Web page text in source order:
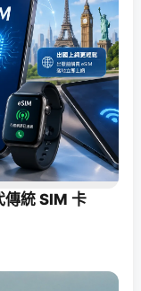
傳統 SIM 卡